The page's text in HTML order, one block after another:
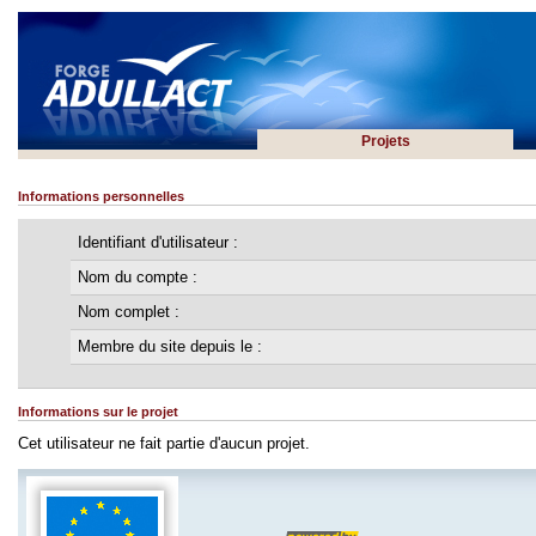
Projets
Informations personnelles
Identifiant d'utilisateur :
Nom du compte :
Nom complet :
Membre du site depuis le :
Informations sur le projet
Cet utilisateur ne fait partie d'aucun projet.